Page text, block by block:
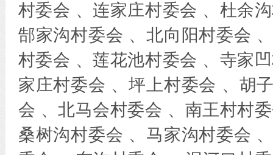
村委会 、连家庄村委会 、杜余
郜家沟村委会 、北向阳村委会
村委会 、莲花池村委会 、寺家
家庄村委会 、坪上村委会 、胡
会 、北马会村委会 、南王村村
桑树沟村委会 、马家沟村委会